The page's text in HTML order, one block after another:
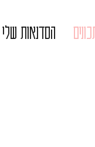
הסדנאות שלי